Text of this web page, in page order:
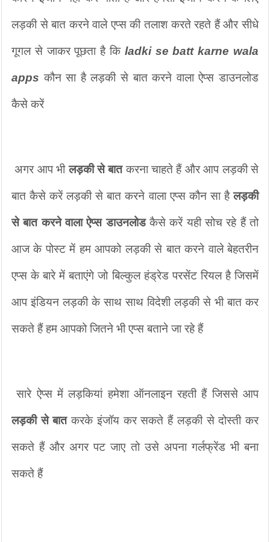
लड़की से बात करने वाले एप्स की तलाश करते रहते हैं और सीधे
गूगल से जाकर पूछता है कि ladki se batt karne wala
apps कौन सा है लड़की से बात करने वाला ऐप्स डाउनलोड
कैसे करें
अगर आप भी लड़की से बात करना चाहते हैं और आप लड़की से
बात कैसे करें लड़की से बात करने वाला एप्स कौन सा है लड़की
से बात करने वाला ऐप्स डाउनलोड कैसे करें यही सोच रहे हैं तो
आज के पोस्ट में हम आपको लड़की से बात करने वाले बेहतरीन
एप्स के बारे में बताएंगे जो बिल्कुल हंड्रेड परसेंट रियल है जिसमें
आप इंडियन लड़की के साथ साथ विदेशी लड़की से भी बात कर
सकते हैं हम आपको जितने भी एप्स बताने जा रहे हैं
सारे ऐप्स में लड़कियां हमेशा ऑनलाइन रहती हैं जिससे आप
लड़की से बात करके इंजॉय कर सकते हैं लड़की से दोस्ती कर
सकते हैं और अगर पट जाए तो उसे अपना गर्लफ्रेंड भी बना
सकते हैं